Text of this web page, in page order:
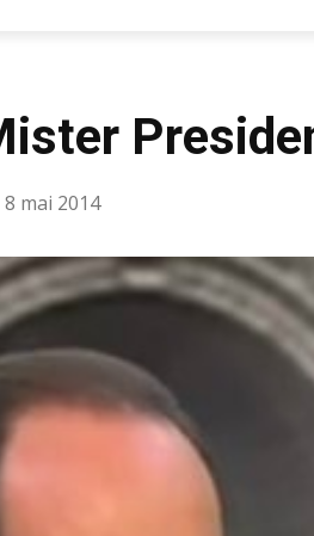
8 mai 2014